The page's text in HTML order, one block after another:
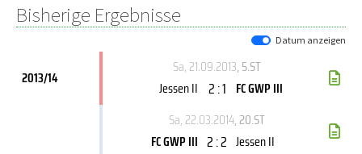
Bisherige Ergebnisse
Datum anzeigen
2013/14
Sa, 21.09.2013, 5.ST
Jessen II 2 : 1 FC GWP III
Sa, 22.03.2014, 20.ST
FC GWP III 2 : 2 Jessen II